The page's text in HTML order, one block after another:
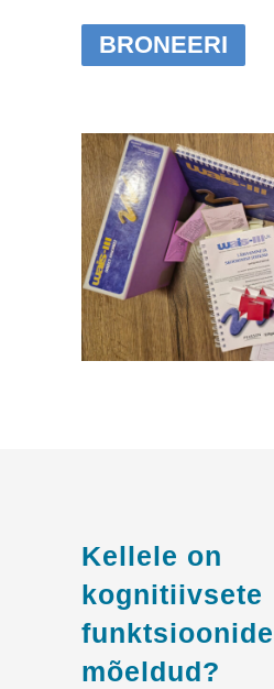
BRONEERI
Kellele on
kognitiivsete
mõeldud?